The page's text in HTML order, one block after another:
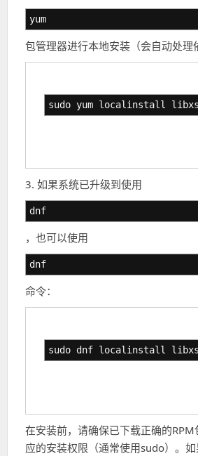
yum
包管理器进行本地安装（会自动处理
sudo yum localinstall
3. 如果系统已升级到使用
dnf
，也可以使用
dnf
命令：
sudo dnf localinstall
在安装前，请确保已下载正确的
应的安装权限（通常使用sudo）。